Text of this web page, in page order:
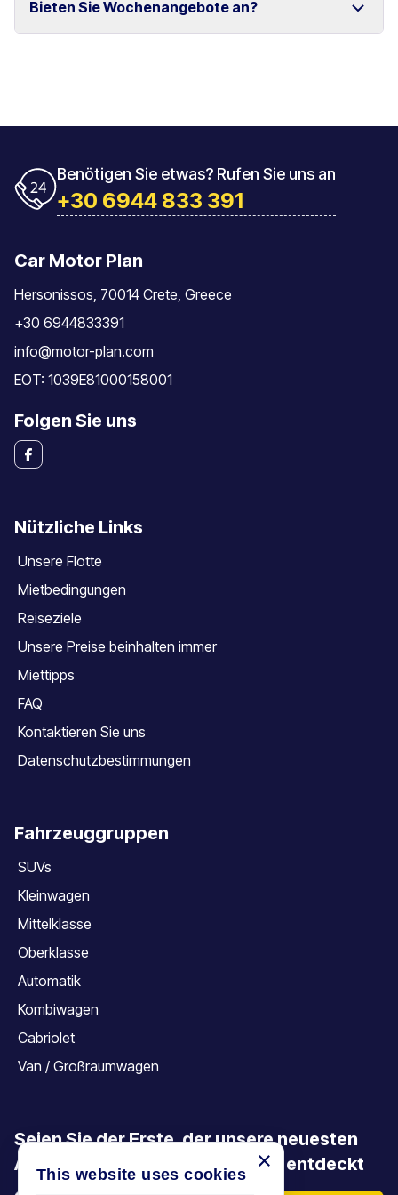
und Rethymno.
Das Fahrzeug muss mit der gleichen Tankfüllung
Bieten Sie Wochenangebote an?
Benötigen Sie etwas? Rufen Sie uns an
+30 6944 833 391
Car Motor Plan
Hersonissos, 70014 Crete, Greece
+30 6944833391
info@motor-plan.com
EOT: 1039E81000158001
Folgen Sie uns
Nützliche Links
Unsere Flotte
Mietbedingungen
Reiseziele
Unsere Preise beinhalten immer
Miettipps
FAQ
Kontaktieren Sie uns
Datenschutzbestimmungen
Fahrzeuggruppen
SUVs
Kleinwagen
Mittelklasse
Oberklasse
Automatik
Kombiwagen
Cabriolet
Van / Großraumwagen
Seien Sie der Erste, der unsere neuesten
Angebote, Aktionen und Artikel entdeckt
×
This website uses cookies